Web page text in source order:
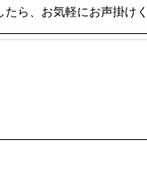
ら、お気軽にお声掛けく